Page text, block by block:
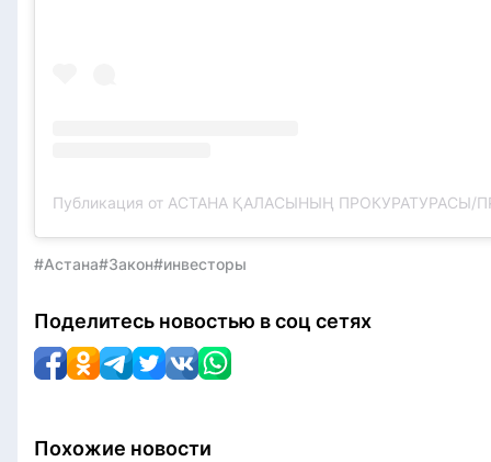
#Астана#Закон#инвесторы
Поделитесь новостью в соц сетях
Похожие новости